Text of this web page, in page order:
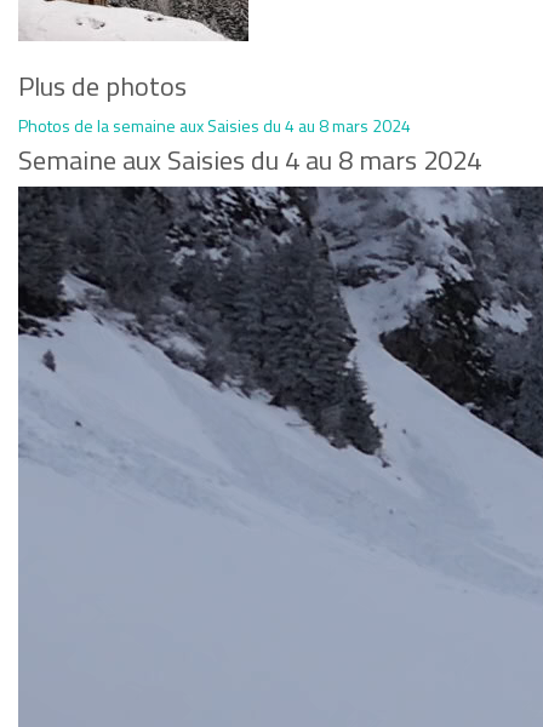
Plus de photos
Photos de la semaine aux Saisies du 4 au 8 mars 2024
Semaine aux Saisies du 4 au 8 mars 2024